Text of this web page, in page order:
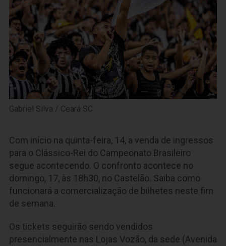
Gabriel Silva / Ceará SC
Com início na quinta-feira, 14, a venda de ingressos
para o Clássico-Rei do Campeonato Brasileiro
segue acontecendo. O confronto acontece no
domingo, 17, às 18h30, no Castelão. Saiba como
funcionará a comercialização de bilhetes neste fim
de semana.
Os tickets seguirão sendo vendidos
presencialmente nas Lojas Vozão, da sede (Avenida